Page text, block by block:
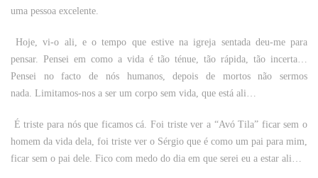
uma pessoa excelente.
Hoje, vi-o ali, e o tempo que estive na igreja sentada deu-me para
pensar. Pensei em como a vida é tão ténue, tão rápida, tão incerta…
Pensei no facto de nós humanos, depois de mortos não sermos
nada. Limitamos-nos a ser um corpo sem vida, que está ali…
É triste para nós que ficamos cá. Foi triste ver a “Avó Tila” ficar sem o
homem da vida dela, foi triste ver o Sérgio que é como um pai para mim,
ficar sem o pai dele. Fico com medo do dia em que serei eu a estar ali…